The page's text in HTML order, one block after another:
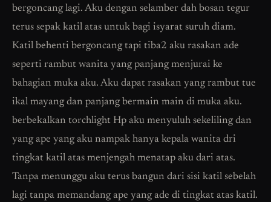
bergoncang lagi. Aku dengan selamber dah bosan tegur
terus sepak katil atas untuk bagi isyarat suruh diam.
Katil behenti bergoncang tapi tiba2 aku rasakan ade
seperti rambut wanita yang panjang menjurai ke
bahagian muka aku. Aku dapat rasakan yang rambut tue
ikal mayang dan panjang bermain main di muka aku.
berbekalkan torchlight Hp aku menyuluh sekeliling dan
yang ape yang aku nampak hanya kepala wanita dri
tingkat katil atas menjengah menatap aku dari atas.
Tanpa menunggu aku terus bangun dari sisi katil sebelah
lagi tanpa memandang ape yang ade di tingkat atas katil.